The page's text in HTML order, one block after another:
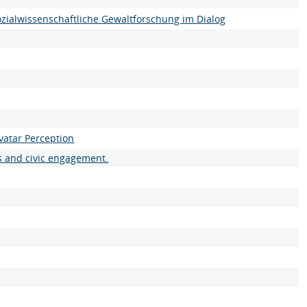
Gewaltforschung im Dialog
Perception
civic engagement.